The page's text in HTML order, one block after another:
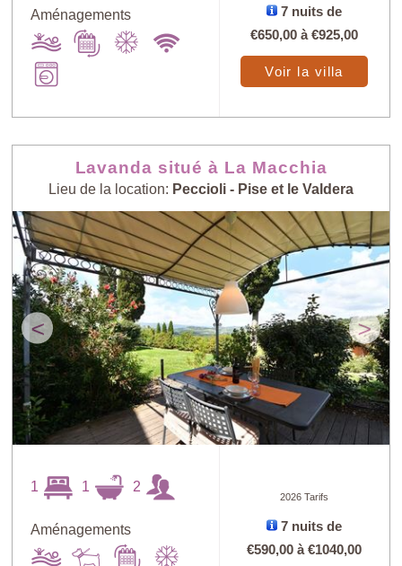
Trouver
Prix: + > -
personnes: - >
+
Nombre de
personnes: + > -
Villas les plus
récentes
Aménagements
7 nuits de
€650,00 à€925,00
Voir la villa
Lavanda situé à La Macchia
Lieu de la location: Peccioli - Pise et le Valdera
< >
1 1 2
Aménagements
2026 Tarifs
7 nuits de
€590,00 à€1040,00